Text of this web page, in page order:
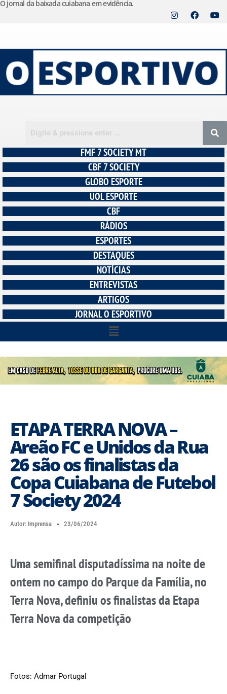
o
conteúdo
O jornal da baixada cuiabana em evidência.
FMF 7 SOCIETY MT
CBF 7 SOCIETY
GLOBO ESPORTE
UOL ESPORTE
CBF
RÁDIOS
ESPORTES
DESTAQUES
NOTÍCIAS
ENTREVISTAS
ARTIGOS
JORNAL O ESPORTIVO
ETAPA TERRA NOVA –
Areão FC e Unidos da Rua
26 são os finalistas da
Copa Cuiabana de Futebol
7 Society 2024
Autor: Imprensa 23/06/2024
Uma semifinal disputadíssima na noite de
ontem no campo do Parque da Família, no
Terra Nova, definiu os finalistas da Etapa
Terra Nova da competição
Fotos: Admar Portugal